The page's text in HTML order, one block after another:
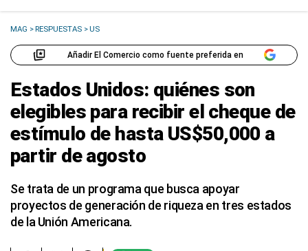
MAG >RESPUESTAS >US
Añadir El Comercio como fuente preferida en
Estados Unidos: quiénes son
elegibles para recibir el cheque de
estímulo de hasta US$50,000 a
partir de agosto
Se trata de un programa que busca apoyar
proyectos de generación de riqueza en tres estados
de la Unión Americana.